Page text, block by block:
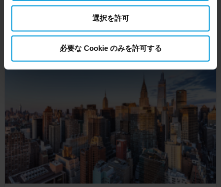
your consent, and for Microsoft also based on
Milestone’s legitimate interest. Please click ‘Show details’
for more information.
選択を許可
必要な Cookie のみを許可する
POSトランザクションデータと対応するビデオ映像を組み合わせて、不正
Article